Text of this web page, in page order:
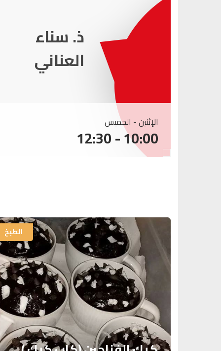
ذ. عماد
ميزاب
الإثنين - الخميس
10:00 - 12:30
الطبخ